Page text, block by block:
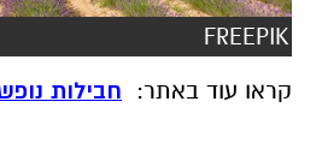
FREEPIK
קראו עוד באתר:
חבילות